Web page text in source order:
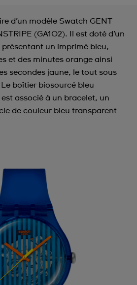
d’un modèle Swatch GENT
(GA102). Il est doté d’un
un imprimé bleu,
et des minutes orange ainsi
secondes jaune, le tout sous
boîtier biosourcé bleu
associé à un bracelet, un
de couleur bleu transparent